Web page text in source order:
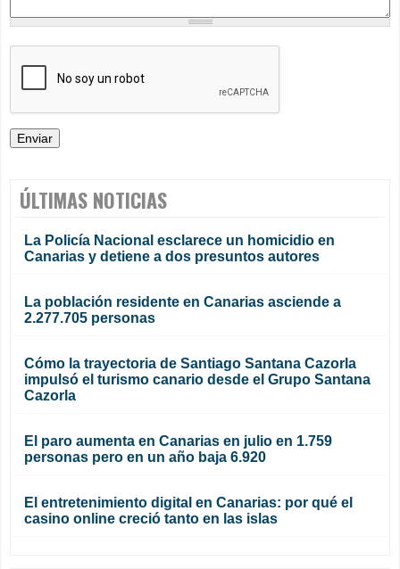
ÚLTIMAS NOTICIAS
La Policía Nacional esclarece un homicidio en
Canarias y detiene a dos presuntos autores
La población residente en Canarias asciende a
2.277.705 personas
Cómo la trayectoria de Santiago Santana Cazorla
impulsó el turismo canario desde el Grupo Santana
Cazorla
El paro aumenta en Canarias en julio en 1.759
personas pero en un año baja 6.920
El entretenimiento digital en Canarias: por qué el
casino online creció tanto en las islas